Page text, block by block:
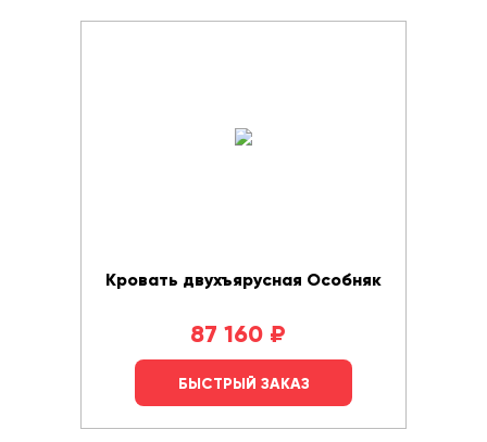
Кровать двухъярусная Особняк
87 160 ₽
БЫСТРЫЙ ЗАКАЗ